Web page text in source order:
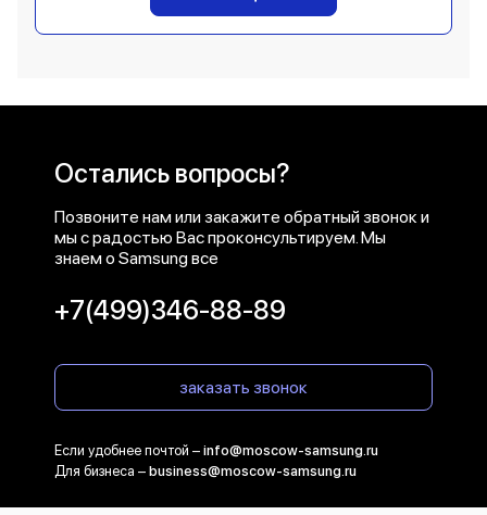
Остались вопросы?
Позвоните нам или закажите обратный звонок и
мы с радостью Вас проконсультируем. Мы
знаем о Samsung все
+7(499)346-88-89
заказать звонок
Если удобнее почтой – info@moscow-samsung.ru
Для бизнеса – business@moscow-samsung.ru